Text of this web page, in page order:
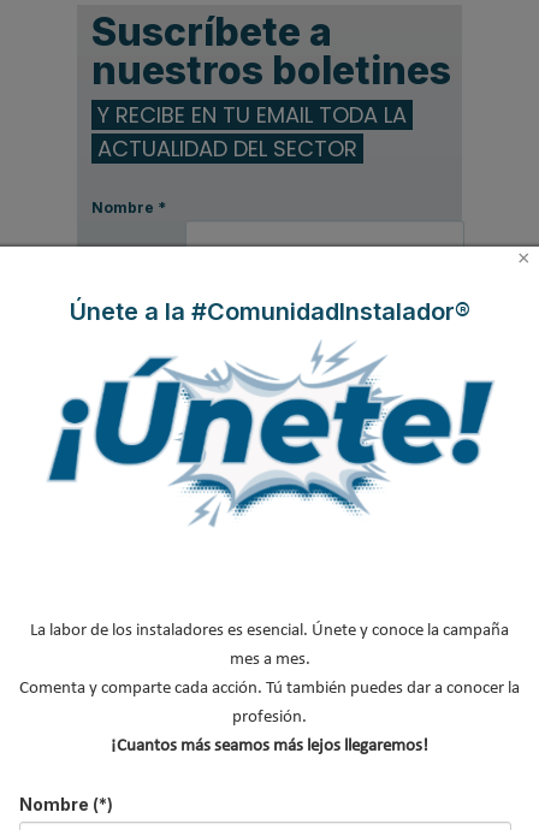
Suscríbete a
nuestros boletines
Y RECIBE EN TU EMAIL TODA LA
ACTUALIDAD DEL SECTOR
Nombre *
Apellidos
*
Acepto la política de privacidad.
LO MÁS VISTO
×
Únete a la #ComunidadInstalador®
La labor de los instaladores es esencial. Únete y conoce la campaña
mes a mes.
Comenta y comparte cada acción. Tú también puedes dar a conocer la
profesión.
¡Cuantos más seamos más lejos llegaremos!
Nombre (*)